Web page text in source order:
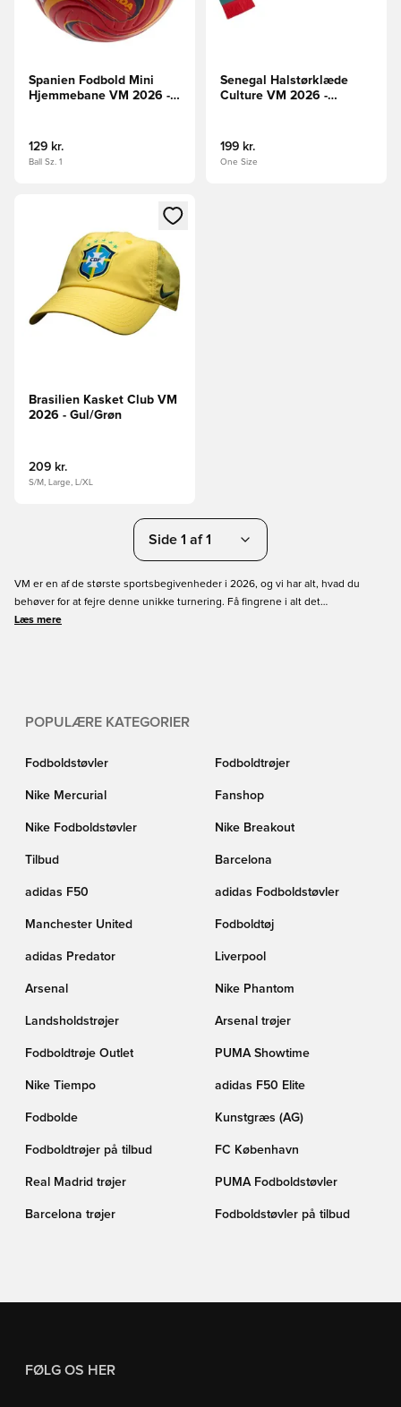
Spanien Fodbold Mini
Hjemmebane VM 2026 -
129 kr.
Ball Sz. 1
Senegal Halstørklæde
Culture VM 2026 -
199 kr.
One Size
Åbner en Modal til at logge ind eller tilmelde dig som
Brasilien Kasket Club VM
2026 - Gul/Grøn
209 kr.
S/M, Large, L/XL
Side 1 af 1
VM er en af de største sportsbegivenheder i 2026, og vi har alt, hvad du
behøver for at fejre denne unikke turnering. Få fingrene i alt det
merchandise, du har brug for for at vise de nationalfarver frem og støtte
Læs mere
POPULÆRE KATEGORIER
Fodboldstøvler Fodboldtrøjer
Nike Mercurial Fanshop
Nike Fodboldstøvler Nike Breakout
Tilbud Barcelona
adidas F50 adidas Fodboldstøvler
Manchester United Fodboldtøj
adidas Predator Liverpool
Arsenal Nike Phantom
Landsholdstrøjer Arsenal trøjer
Fodboldtrøje Outlet PUMA Showtime
Nike Tiempo adidas F50 Elite
Fodbolde Kunstgræs (AG)
Fodboldtrøjer på tilbud FC København
Real Madrid trøjer PUMA Fodboldstøvler
Barcelona trøjer Fodboldstøvler på tilbud
FØLG OS HER